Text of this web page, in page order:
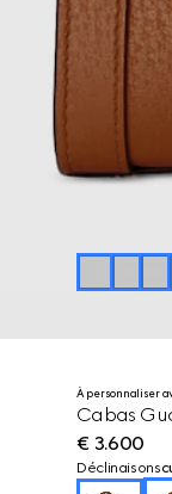
À personnaliser
Cabas
€ 3.600
Déclinaisons